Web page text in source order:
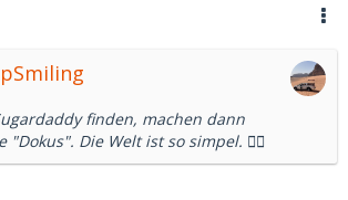
finden, machen dann
Die Welt ist so simpel. 🤷‍♂️